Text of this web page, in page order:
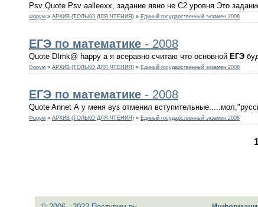
Psv Quote Psv aalleexx, задание явно не С2 уровня Это
Форум » АРХИВ (ТОЛЬКО ДЛЯ ЧТЕНИЯ) » Единый государственный экзамен 2008
ЕГЭ по математике - 2008
Quote DImk@ happy а я всеравно считаю что основной ЕГЭ
Форум » АРХИВ (ТОЛЬКО ДЛЯ ЧТЕНИЯ) » Единый государственный экзамен 2008
ЕГЭ по математике - 2008
Quote Annet А у меня вуз отменил
Форум » АРХИВ (ТОЛЬКО ДЛЯ ЧТЕНИЯ) » Единый государственный экзамен 2008